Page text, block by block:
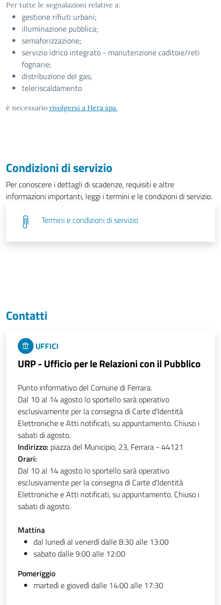
Per tutte le segnalazioni relative a:
gestione rifiuti urbani;
illuminazione pubblica;
semaforizzazione;
servizio idrico integrato - manutenzione caditoie/reti
fognarie;
distribuzione del gas;
teleriscaldamento
è necessario rivolgersi a Hera spa
Condizioni di servizio
Per conoscere i dettagli di scadenze, requisiti e altre
informazioni importanti, leggi i termini e le condizioni di servizio.
Termini e condizioni di servizio
Contatti
UFFICI
URP - Ufficio per le Relazioni con il Pubblico
Punto informativo del Comune di Ferrara.
Dal 10 al 14 agosto lo sportello sarà operativo
esclusivamente per la consegna di Carte d'Identità
Elettroniche e Atti notificati, su appuntamento. Chiuso i
sabati di agosto.
Indirizzo: piazza del Municipio, 23, Ferrara - 44121
Orari:
Dal 10 al 14 agosto lo sportello sarà operativo
esclusivamente per la consegna di Carte d'Identità
Elettroniche e Atti notificati, su appuntamento. Chiuso i
sabati di agosto.
Mattina
dal lunedì al venerdì dalle 8:30 alle 13:00
sabato dalle 9:00 alle 12:00
Pomeriggio
martedì e giovedì dalle 14:00 alle 17:30